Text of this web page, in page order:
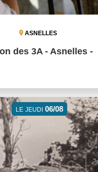
ASNELLES
des 3A - Asnelles -
LE JEUDI 06/08